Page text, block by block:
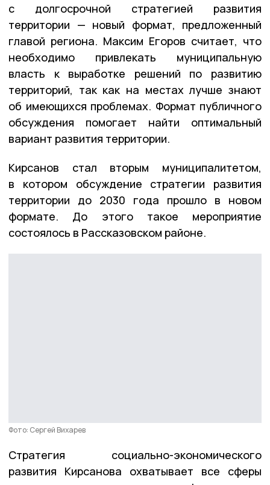
с долгосрочной стратегией развития
территории — новый формат, предложенный
главой региона. Максим Егоров считает, что
необходимо привлекать муниципальную
власть к выработке решений по развитию
территорий, так как на местах лучше знают
об имеющихся проблемах. Формат публичного
обсуждения помогает найти оптимальный
вариант развития территории.
Кирсанов стал вторым муниципалитетом,
в котором обсуждение стратегии развития
территории до 2030 года прошло в новом
формате. До этого такое мероприятие
состоялось в Рассказовском районе.
Фото: Сергей Вихарев
Стратегия социально-экономического
развития Кирсанова охватывает все сферы